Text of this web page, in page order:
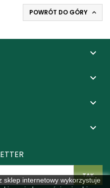
POWRÓT DO GÓRY 




sklep internetowy wykorzystuje